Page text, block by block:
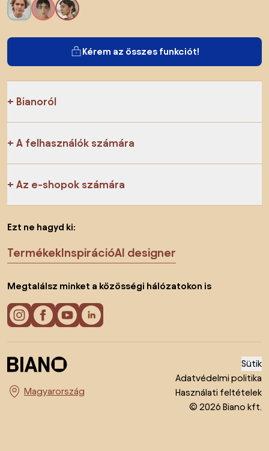
Kérem az összes funkciót!
Bianoról
A felhasználók számára
Az e-shopok számára
Ezt ne hagyd ki:
TermékekInspirációAI designer
Megtalálsz minket a közösségi hálózatokon is
Ország megváltoztatása
Sütik
Adatvédelmi politika
Használati feltételek
© 2026 Biano kft.